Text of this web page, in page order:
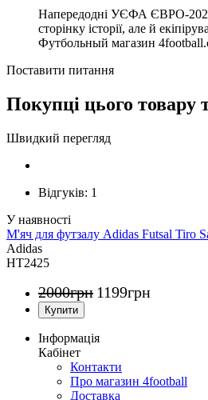
Напередодні УЄФА ЄВРО-2024
сторінку історії, але й
Футбольный магазин
Поставити питання
Покупці цього товару
Швидкий перегляд
Відгуків: 1
М'яч для футзалу Adidas Futsal Tiro
Adidas
HT2425
2000грн 1199грн
Інформація
Кабінет
Контакти
Про магазин 4football
Доставка